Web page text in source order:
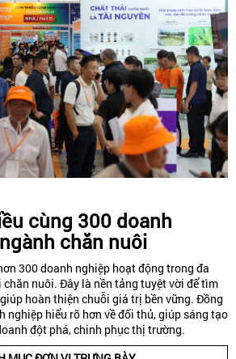
cùng 300 doanh
chăn nuôi
300 doanh nghiệp hoạt động trong đa
nuôi. Đây là nền tảng tuyệt vời để tìm
hoàn thiện chuỗi giá trị bền vững. Đồng
nghiệp hiểu rõ hơn về đối thủ, giúp sáng tạo
đột phá, chinh phục thị trường.